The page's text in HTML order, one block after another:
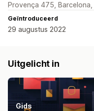
Provença 475, Barcelona,
Geïntroduceerd
29 augustus 2022
Uitgelicht in
Gids